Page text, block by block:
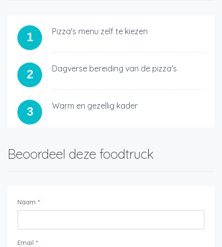
1 Pizza's menu zelf te kiezen
2 Dagverse bereiding van de pizza's
3 Warm en gezellig kader
Beoordeel deze foodtruck
Naam *
Email *